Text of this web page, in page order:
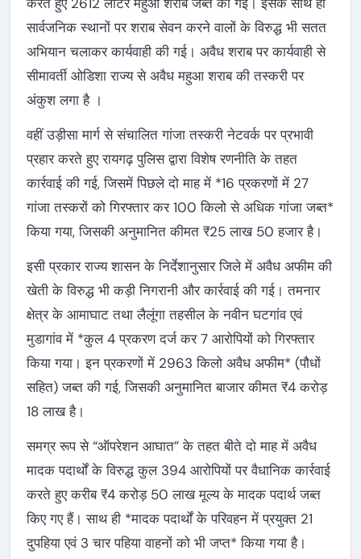
सार्वजनिक स्थानों पर शराब सेवन करने वालों के विरुद्ध भी सतत
अभियान चलाकर कार्यवाही की गई। अवैध शराब पर कार्यवाही से
सीमावर्ती ओडिशा राज्य से अवैध महुआ शराब की तस्करी पर
अंकुश लगा है ।
वहीं उड़ीसा मार्ग से संचालित गांजा तस्करी नेटवर्क पर प्रभावी
प्रहार करते हुए रायगढ़ पुलिस द्वारा विशेष रणनीति के तहत
कार्रवाई की गई, जिसमें पिछले दो माह में *16 प्रकरणों में 27
गांजा तस्करों को गिरफ्तार कर 100 किलो से अधिक गांजा जब्त*
किया गया, जिसकी अनुमानित कीमत ₹25 लाख 50 हजार है।
इसी प्रकार राज्य शासन के निर्देशानुसार जिले में अवैध अफीम की
खेती के विरुद्ध भी कड़ी निगरानी और कार्रवाई की गई। तमनार
क्षेत्र के आमाघाट तथा लैलूंगा तहसील के नवीन घटगांव एवं
मुडागांव में *कुल 4 प्रकरण दर्ज कर 7 आरोपियों को गिरफ्तार
किया गया। इन प्रकरणों में 2963 किलो अवैध अफीम* (पौधों
सहित) जब्त की गई, जिसकी अनुमानित बाजार कीमत ₹4 करोड़
18 लाख है।
समग्र रूप से “ऑपरेशन आघात” के तहत बीते दो माह में अवैध
मादक पदार्थों के विरुद्ध कुल 394 आरोपियों पर वैधानिक कार्रवाई
करते हुए करीब ₹4 करोड़ 50 लाख मूल्य के मादक पदार्थ जब्त
किए गए हैं। साथ ही *मादक पदार्थों के परिवहन में प्रयुक्त 21
दुपहिया एवं 3 चार पहिया वाहनों को भी जप्त* किया गया है।